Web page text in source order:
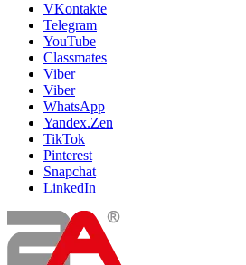
VKontakte
Telegram
YouTube
Classmates
Viber
Viber
WhatsApp
Yandex.Zen
TikTok
Pinterest
Snapchat
LinkedIn